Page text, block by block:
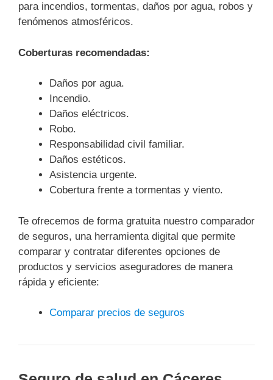
para incendios, tormentas, daños por agua, robos y
fenómenos atmosféricos.
Coberturas recomendadas:
Daños por agua.
Incendio.
Daños eléctricos.
Robo.
Responsabilidad civil familiar.
Daños estéticos.
Asistencia urgente.
Cobertura frente a tormentas y viento.
Te ofrecemos de forma gratuita nuestro comparador
de seguros, una herramienta digital que permite
comparar y contratar diferentes opciones de
productos y servicios aseguradores de manera
rápida y eficiente:
Comparar precios de seguros